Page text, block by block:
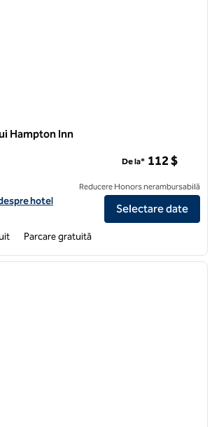
Hampton Inn
hotelului pentru parcul Hampton Inn College
hotel
De la* 112 $
Reducere Honors nerambursabilă
Selectare date
Parcare gratuită